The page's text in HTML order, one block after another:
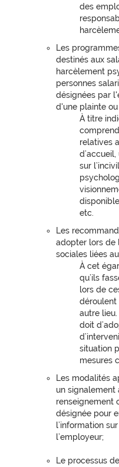
des
Les
destinés aux
harcèlement
personnes
désignées par
d'une plainte
À titre
relatives
sur
etc.
Les
adopter lors de
sociales liées
À cet
qu’ils
lors de
déroulent
autre
doit
situation
mesures
Les modalités
un signalement
renseignement
désignée pour
l’information
l’employeur;
Le processus